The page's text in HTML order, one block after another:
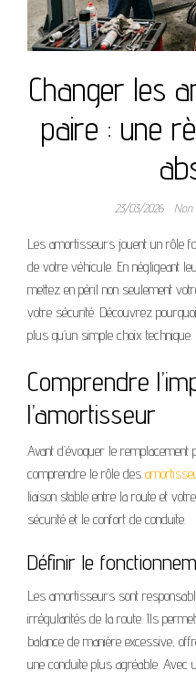
Changer les
paire : une
23/03/2026 Non
Les amortisseurs jouent un rôle
de votre véhicule. En négligeant
mettez en péril non seulement
votre sécurité. Découvrez
plus qu’un simple choix technique.
Comprendre
l’amortisseur
Avant d’évoquer le
comprendre le rôle des
liaison stable entre la route et
sécurité et le confort de conduite.
Définir le
Les amortisseurs sont
irrégularités de la route. Ils
balance de manière excessive,
une conduite plus agréable.